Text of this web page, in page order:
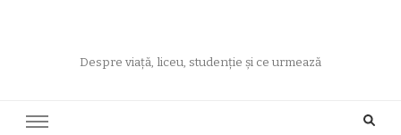
Despre viață, liceu, studenție și ce urmează